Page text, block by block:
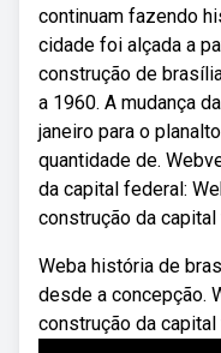
continuam fazendo
cidade foi alçada a
construção de
a 1960. A mudança
janeiro para o
quantidade de.
da capital federal:
construção da capital
Weba história de
desde a concepção.
construção da capital